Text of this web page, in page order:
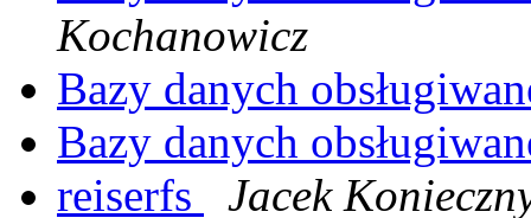
Kochanowicz
Bazy danych
Bazy danych
reiserfs
Jacek